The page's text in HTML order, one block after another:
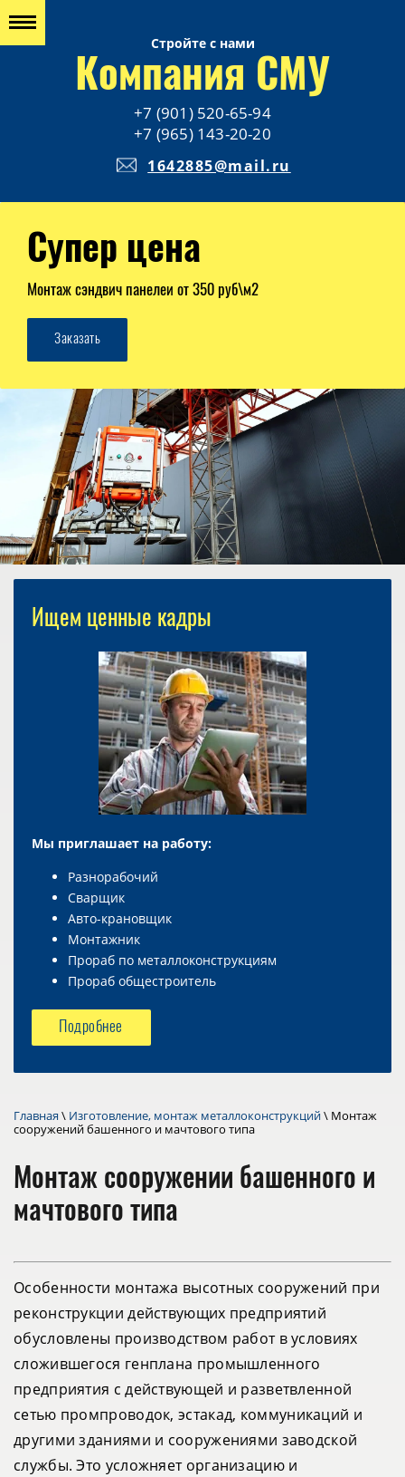
Стройте с нами
Компания СМУ
+7 (901) 520-65-94
+7 (965) 143-20-20
1642885@mail.ru
Супер цена
Монтаж сэндвич панелей от 350 руб\м2
Заказать
Ищем ценные кадры
Мы приглашает на работу:
Разнорабочий
Сварщик
Авто-крановщик
Монтажник
Прораб по металлоконструкциям
Прораб общестроитель
Подробнее
Главная \ Изготовление, монтаж металлоконструкций\ Монтаж
сооружений башенного и мачтового типа
Монтаж сооружений башенного и
мачтового типа
Особенности монтажа высотных сооружений при
реконструкции действующих предприятий
обусловлены производством работ в условиях
сложившегося генплана промышленного
предприятия с действующей и разветвленной
сетью промпроводок, эстакад, коммуникаций и
другими зданиями и сооружениями заводской
службы. Это усложняет организацию и